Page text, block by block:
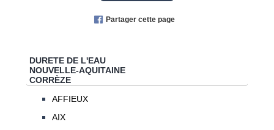
Partager cette page
DURETE DE L'EAU
NOUVELLE-AQUITAINE
CORRÈZE
AFFIEUX
AIX